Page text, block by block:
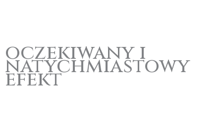
oczekiwany i
natychmiastowy
efekt